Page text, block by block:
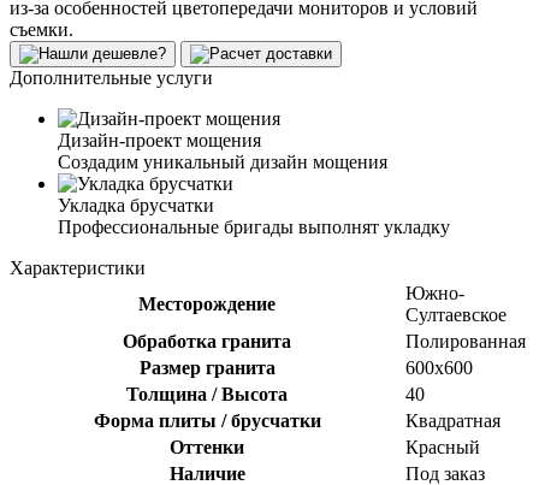
из-за особенностей цветопередачи мониторов и условий
съемки.
Дополнительные услуги
Дизайн-проект мощения
Создадим уникальный дизайн мощения
Укладка брусчатки
Профессиональные бригады выполнят укладку
Характеристики
Месторождение
Южно-
Султаевское
Обработка гранита
Полированная
Размер гранита
600х600
Толщина / Высота
40
Форма плиты / брусчатки
Квадратная
Оттенки
Красный
Наличие
Под заказ